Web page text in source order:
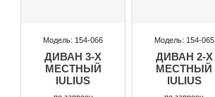
Модель: 154-066
ДИВАН 3-Х
МЕСТНЫЙ
IULIUS
Модель: 154-065
ДИВАН 2-Х
МЕСТНЫЙ
IULIUS